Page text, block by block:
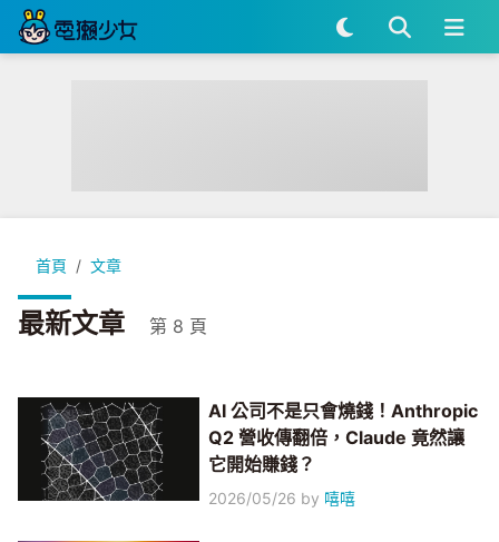
首頁 文章
最新文章 第 8 頁
AI 公司不是只會燒錢！Anthropic
Q2 營收傳翻倍，Claude 竟然讓
它開始賺錢？
2026/05/26 by 嘻嘻